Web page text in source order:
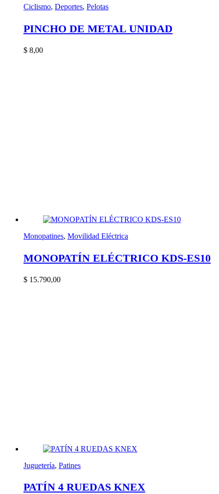
Ciclismo, Deportes, Pelotas
PINCHO DE METAL UNIDAD
$ 8,00
Monopatines, Movilidad Eléctrica
MONOPATÍN ELÉCTRICO KDS-ES10
$ 15.790,00
Juguetería, Patines
PATÍN 4 RUEDAS KNEX